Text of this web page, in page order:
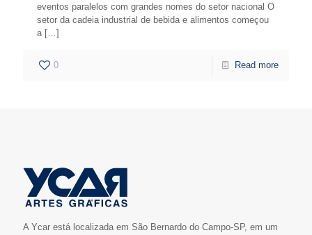
eventos paralelos com grandes nomes do setor nacional O
setor da cadeia industrial de bebida e alimentos começou
a […]
0 Read more
A Ycar está localizada em São Bernardo do Campo-SP, em um